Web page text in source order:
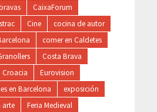
CaixaForum
Cine
cocina de autor
comer en Caldetes
Costa Brava
Croacia
Eurovision
en Barcelona
exposición
arte
Feria Medieval